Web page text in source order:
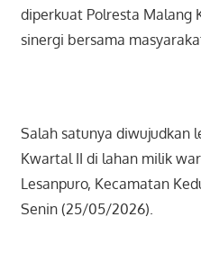
diperkuat Polresta Malang
sinergi bersama
Salah satunya diwujudkan
Kwartal II di lahan milik
Lesanpuro, Kecamatan
Senin (25/05/2026).